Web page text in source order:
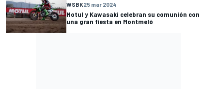
WSBK25 mar 2024
Motul y Kawasaki celebran su comunión con
una gran fiesta en Montmeló